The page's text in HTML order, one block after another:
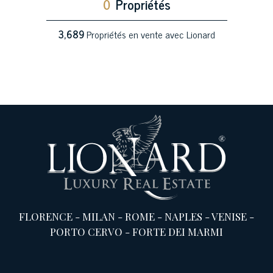
3,689Propriétés en vente avec Lionard
FLORENCE -MILAN -ROME -NAPLES -VENISE -
PORTO CERVO -FORTE DEI MARMI